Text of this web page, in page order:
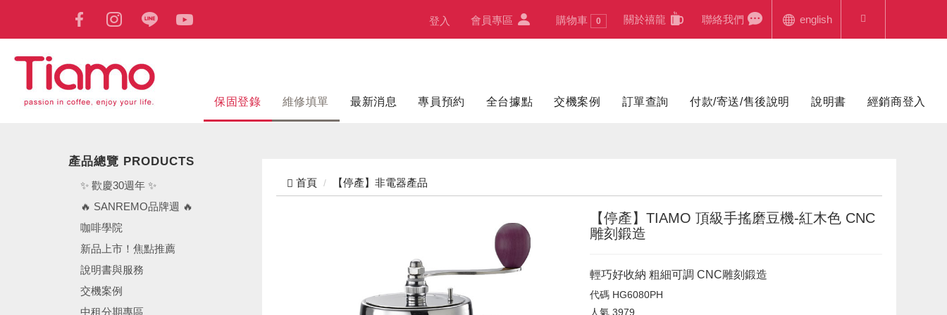
登入 會員專區 購物車 0 關於禧龍 聯絡我們 english
保固登錄 維修填單 最新消息 專員預約 全台據點 交機案例 訂單查詢 付款/寄送/售後說明 說明書 經銷商登入
產品總覽 PRODUCTS
✨ 歡慶30週年 ✨
🔥 SANREMO品牌週 🔥
咖啡學院
新品上市！焦點推薦
說明書與服務
交機案例
中租分期專區
首頁 【停產】非電器產品
【停產】TIAMO 頂級手搖磨豆機-紅木色 CNC
雕刻鍛造
輕巧好收納 粗細可調 CNC雕刻鍛造
代碼 HG6080PH
人氣 3979